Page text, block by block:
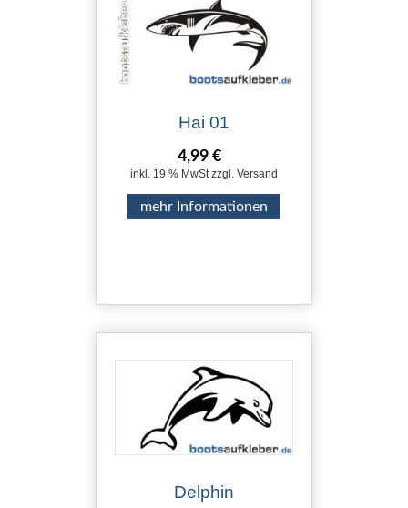
Hai 01
4,99 €
inkl. 19 % MwSt zzgl. Versand
mehr Informationen
Delphin